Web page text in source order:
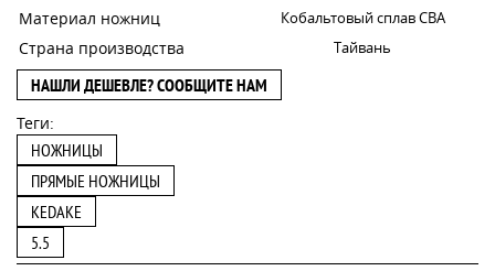
Материал ножниц Кобальтовый сплав CBA
Страна производства Тайвань
НАШЛИ ДЕШЕВЛЕ? СООБЩИТЕ НАМ
Теги:
НОЖНИЦЫ
ПРЯМЫЕ НОЖНИЦЫ
KEDAKE
5.5